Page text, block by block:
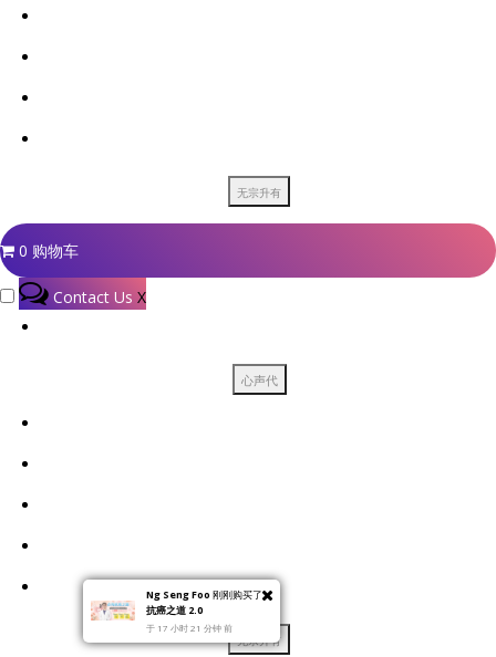
Ng Seng Foo 刚刚购买了
抗癌之道 2.0
于 17 小时 21 分钟 前
0 购物车
Contact Us X